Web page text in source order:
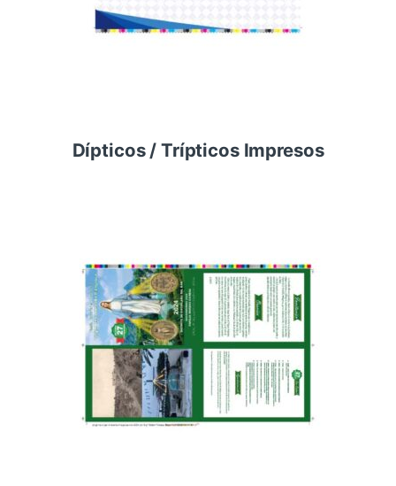
Dípticos / Trípticos Impresos